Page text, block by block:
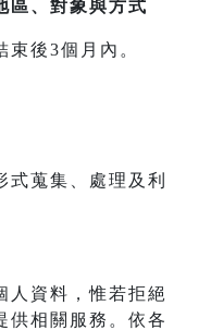
區、對象與方式
後3個月內。
式蒐集、處理及利
人資料，惟若拒絕
供相關服務。依各